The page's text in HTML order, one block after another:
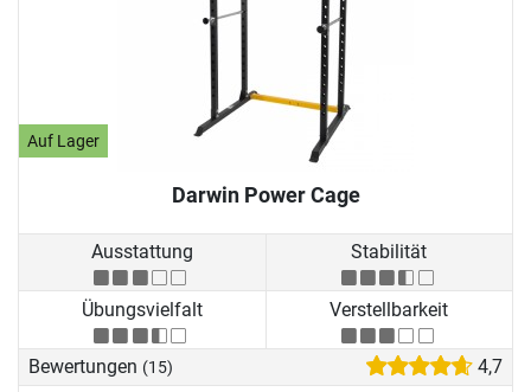
Auf Lager
Darwin Power Cage
Ausstattung Stabilität
Übungsvielfalt Verstellbarkeit
Bewertungen (15) 4,7